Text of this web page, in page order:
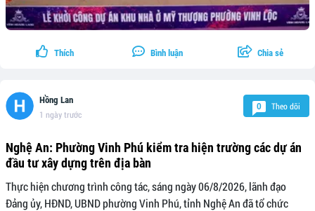
Thích Bình luận Chia sẻ
Hồng Lan
1 ngày trước
0 Theo dõi
Nghệ An: Phường Vinh Phú kiểm tra hiện trường các dự án
đầu tư xây dựng trên địa bàn
Thực hiện chương trình công tác, sáng ngày 06/8/2026, lãnh đạo
Đảng ủy, HĐND, UBND phường Vinh Phú, tỉnh Nghệ An đã tổ chức